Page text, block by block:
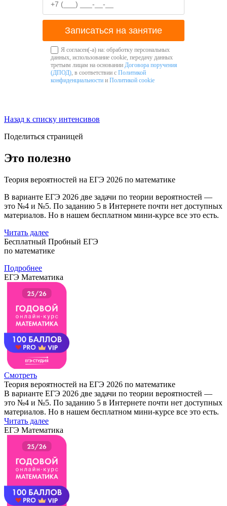
Записаться на занятие
Я согласен(-а) на: обработку персональных
данных, использование cookie, передачу данных
третьим лицам на основании Договора поручения
(ДПОД), в соответствии с Политикой
конфиденциальности и Политикой cookie
Назад к списку интенсивов
Поделиться страницей
Это полезно
Теория вероятностей на ЕГЭ 2026 по математике
В варианте ЕГЭ 2026 две задачи по теории вероятностей —
это №4 и №5. По заданию 5 в Интернете почти нет доступных
материалов. Но в нашем бесплатном мини-курсе все это есть.
Читать далее
Бесплатный Пробный ЕГЭ
по математике
Подробнее
ЕГЭ Математика
Смотреть
Теория вероятностей на ЕГЭ 2026 по математике
В варианте ЕГЭ 2026 две задачи по теории вероятностей —
это №4 и №5. По заданию 5 в Интернете почти нет доступных
материалов. Но в нашем бесплатном мини-курсе все это есть.
Читать далее
ЕГЭ Математика